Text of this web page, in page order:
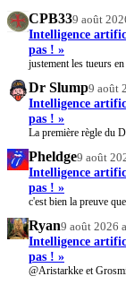
CPB339 août
Intelligence
pas ! »
justement les tueurs
Dr Slump9 août
Intelligence
pas ! »
La première règle du
Pheldge9 août
Intelligence
pas ! »
c'est bien la preuve
Ryan9 août 2026
Intelligence
pas ! »
@Aristarkke et